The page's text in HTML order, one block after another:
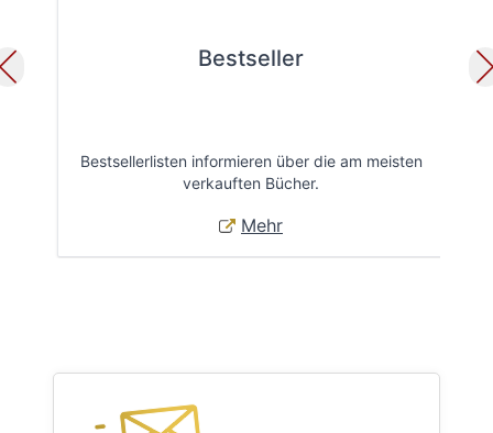
Bestseller
Bestsellerlisten informieren über die am meisten
verkauften Bücher.
Mehr